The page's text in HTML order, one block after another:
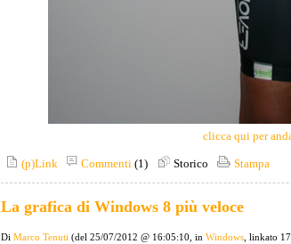
clicca qui per
(p)Link Commenti (1) Storico Stampa
La grafica di Windows 8 più veloce
Di Marco Tenuti (del 25/07/2012 @ 16:05:10, in Windows, linkato